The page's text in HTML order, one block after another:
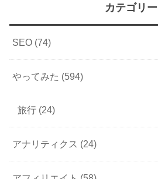
カテゴリー
SEO (74)
やってみた (594)
旅行 (24)
アナリティクス (24)